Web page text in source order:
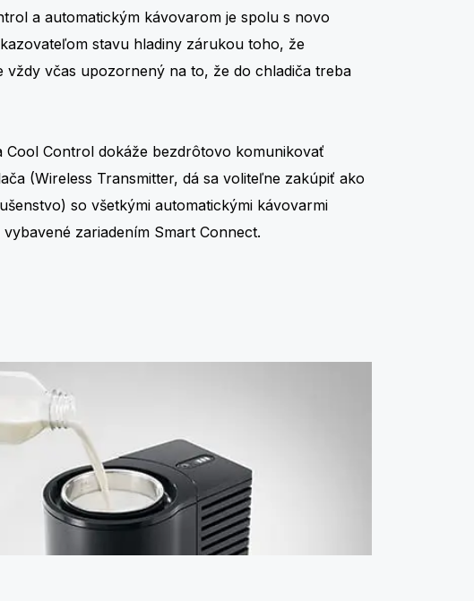
a automatickým kávovarom je spolu s novo
stavu hladiny zárukou toho, že
vždy včas upozornený na to, že do chladiča treba
Cool Control dokáže bezdrôtovo komunikovať
(Wireless Transmitter, dá sa voliteľne zakúpiť ako
so všetkými automatickými kávovarmi
zariadením Smart Connect.